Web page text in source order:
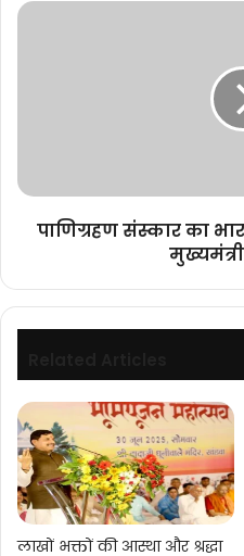
संबोधित
पाणिग्रहण
मुख्यमंत्री
यादवपाणिग्रहण संस्कार का
लाखों भक्तों की आस्था और श्रद्धा